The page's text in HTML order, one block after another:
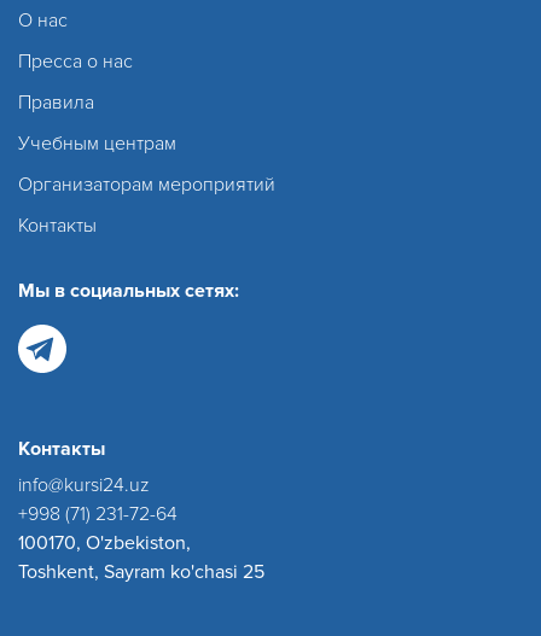
О нас
Пресса о нас
Правила
Учебным центрам
Организаторам мероприятий
Контакты
Мы в социальных сетях:
Контакты
info@kursi24.uz
+998 (71) 231-72-64
100170, O'zbekiston,
Toshkent, Sayram ko'chasi 25